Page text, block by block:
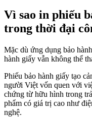
Vì sao in phiếu
trong thời đại
Mặc dù ứng dụng bảo
hành giấy vẫn không thể
Phiếu bảo hành giấy tạo
người Việt vốn quen với
chứng từ hữu hình trong
phẩm có giá trị cao như
nghệ.